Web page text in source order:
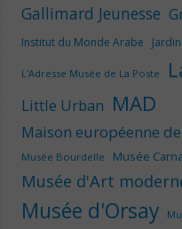
Gallimard Jeunesse
Institut du Monde Arabe
L'Adresse Musée de La Poste
Little Urban MAD
Maison européenne
Musée Bourdelle
Musée
Musée d'Art
Musée d'Orsay